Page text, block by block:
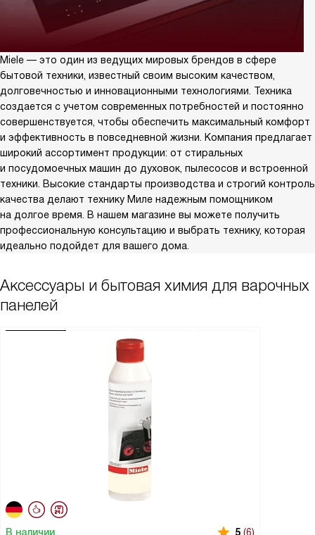
Miele — это один из ведущих мировых брендов в сфере
бытовой техники, известный своим высоким качеством,
долговечностью и инновационными технологиями. Техника
создается с учетом современных потребностей и постоянно
совершенствуется, чтобы обеспечить максимальный комфорт
и эффективность в повседневной жизни. Компания предлагает
широкий ассортимент продукции: от стиральных
и посудомоечных машин до духовок, пылесосов и встроенной
техники. Высокие стандарты производства и строгий контроль
качества делают технику Миле надежным помощником
на долгое время. В нашем магазине вы можете получить
профессиональную консультацию и выбрать технику, которая
идеально подойдет для вашего дома.
Аксессуары и бытовая химия для варочных
панелей
В наличии 5 (6)